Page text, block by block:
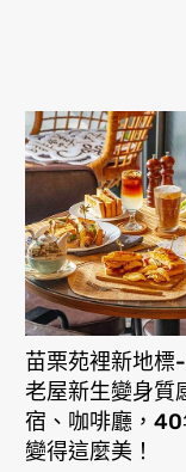
苗栗苑裡新地標
老屋新生變身質
宿、咖啡廳，
變得這麼美！